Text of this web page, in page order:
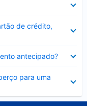
de crédito,
antecipado?
para uma